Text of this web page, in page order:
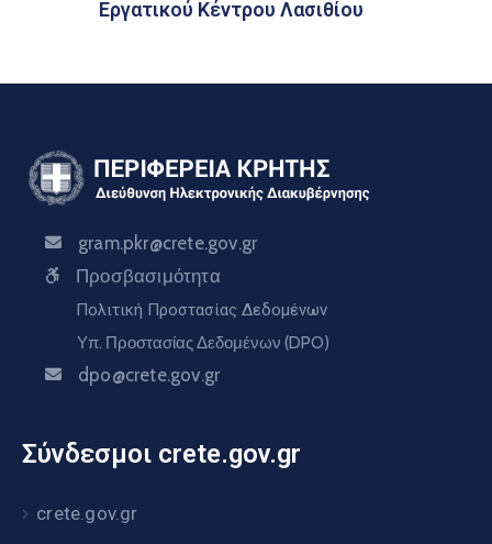
Εργατικού Κέντρου Λασιθίου
gram.pkr@crete.gov.gr
Προσβασιμότητα
Πολιτική Προστασίας Δεδομένων
Υπ. Προστασίας Δεδομένων (DPO)
dpo@crete.gov.gr
Σύνδεσμοι crete.gov.gr
crete.gov.gr